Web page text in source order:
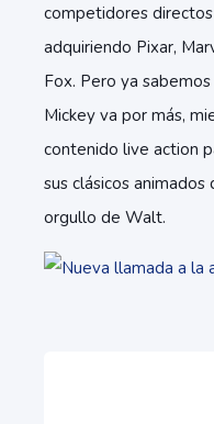
competidores
adquiriendo Pixar,
Fox. Pero ya
Mickey va por más,
contenido live action
sus clásicos
orgullo de Walt.